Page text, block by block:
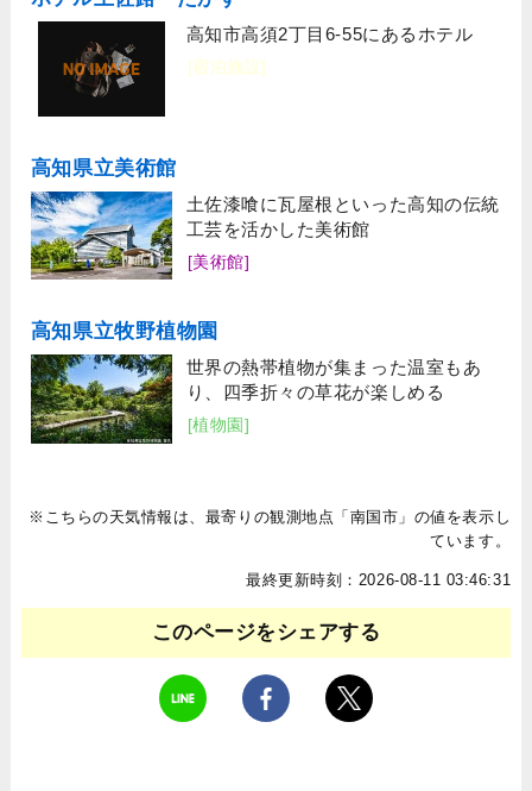
高知市高須2丁目6-55にあるホテル
[宿泊施設]
高知県立美術館
土佐漆喰に瓦屋根といった高知の伝統
工芸を活かした美術館
[美術館]
高知県立牧野植物園
世界の熱帯植物が集まった温室もあ
り、四季折々の草花が楽しめる
[植物園]
※こちらの天気情報は、最寄りの観測地点「南国市」の値を表示し
ています。
最終更新時刻：2026-08-11 03:46:31
このページをシェアする